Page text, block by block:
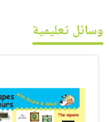
وسائل تعليمية